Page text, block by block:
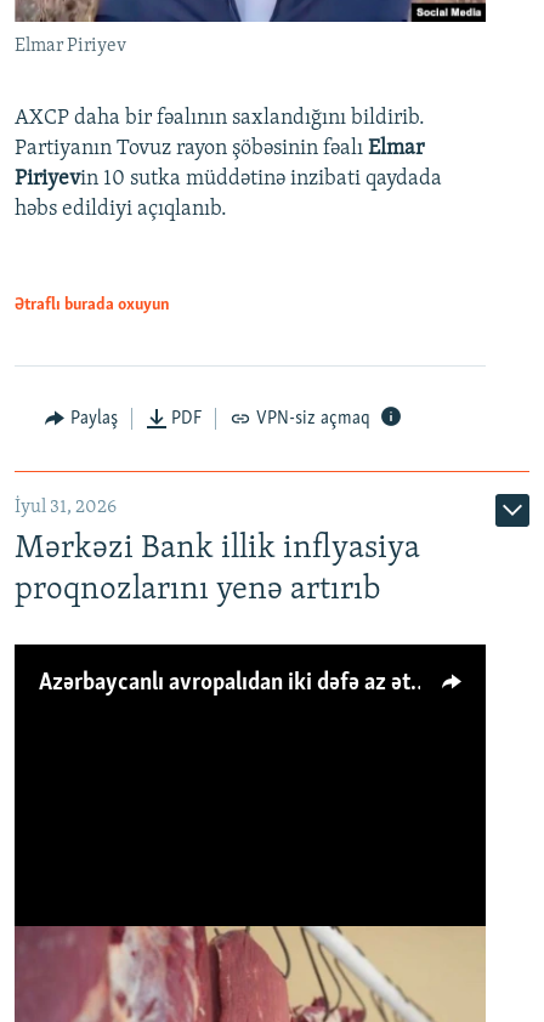
Elmar Piriyev
AXCP daha bir fəalının saxlandığını bildirib.
Partiyanın Tovuz rayon şöbəsinin fəalı Elmar
Piriyevin 10 sutka müddətinə inzibati qaydada
həbs edildiyi açıqlanıb.
Ətraflı burada oxuyun
Paylaş PDF VPN-siz açmaq
İyul 31, 2026
Mərkəzi Bank illik inflyasiya
proqnozlarını yenə artırıb
Azərbaycanlı avropalıdan iki dəfə az ət yeyir, amma... 'Qiymət artımı qaçılmazdır'